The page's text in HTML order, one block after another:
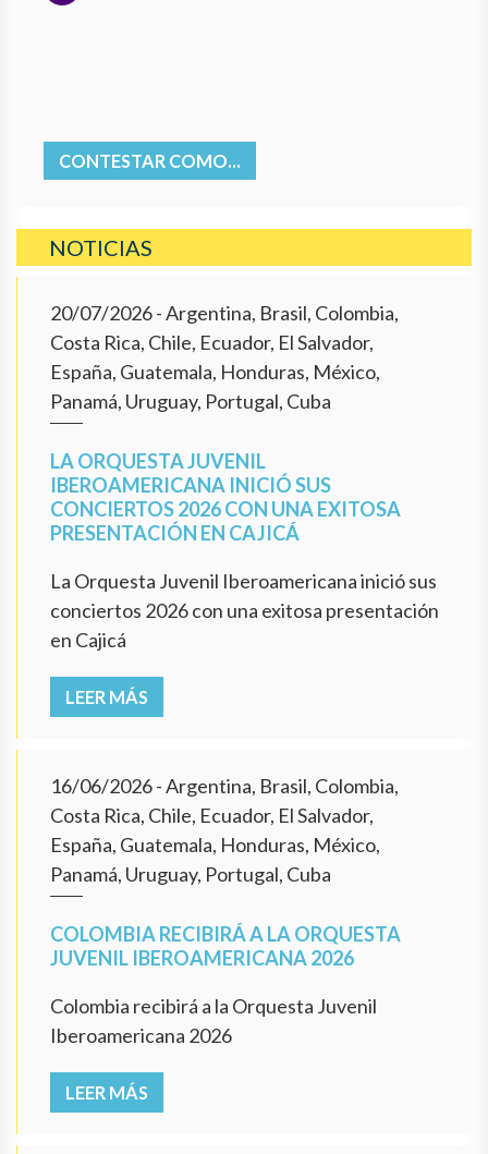
CONTESTAR COMO...
NOTICIAS
20/07/2026- Argentina, Brasil, Colombia,
Costa Rica, Chile, Ecuador, El Salvador,
España, Guatemala, Honduras, México,
Panamá, Uruguay, Portugal, Cuba
LA ORQUESTA JUVENIL
IBEROAMERICANA INICIÓ SUS
CONCIERTOS 2026 CON UNA EXITOSA
PRESENTACIÓN EN CAJICÁ
La Orquesta Juvenil Iberoamericana inició sus
conciertos 2026 con una exitosa presentación
en Cajicá
LEER MÁS
16/06/2026- Argentina, Brasil, Colombia,
Costa Rica, Chile, Ecuador, El Salvador,
España, Guatemala, Honduras, México,
Panamá, Uruguay, Portugal, Cuba
COLOMBIA RECIBIRÁ A LA ORQUESTA
JUVENIL IBEROAMERICANA 2026
Colombia recibirá a la Orquesta Juvenil
Iberoamericana 2026
LEER MÁS